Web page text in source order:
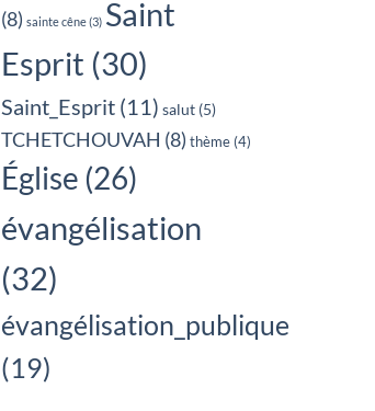
(8) sainte cêne(3) Saint
Esprit (30)
Saint_Esprit (11) salut (5)
TCHETCHOUVAH (8) thème (4)
Église (26)
évangélisation
(32)
évangélisation_publique
(19)